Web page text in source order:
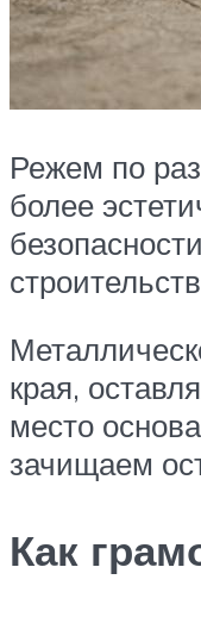
Режем по
более
края,
место
зачищаем
Как